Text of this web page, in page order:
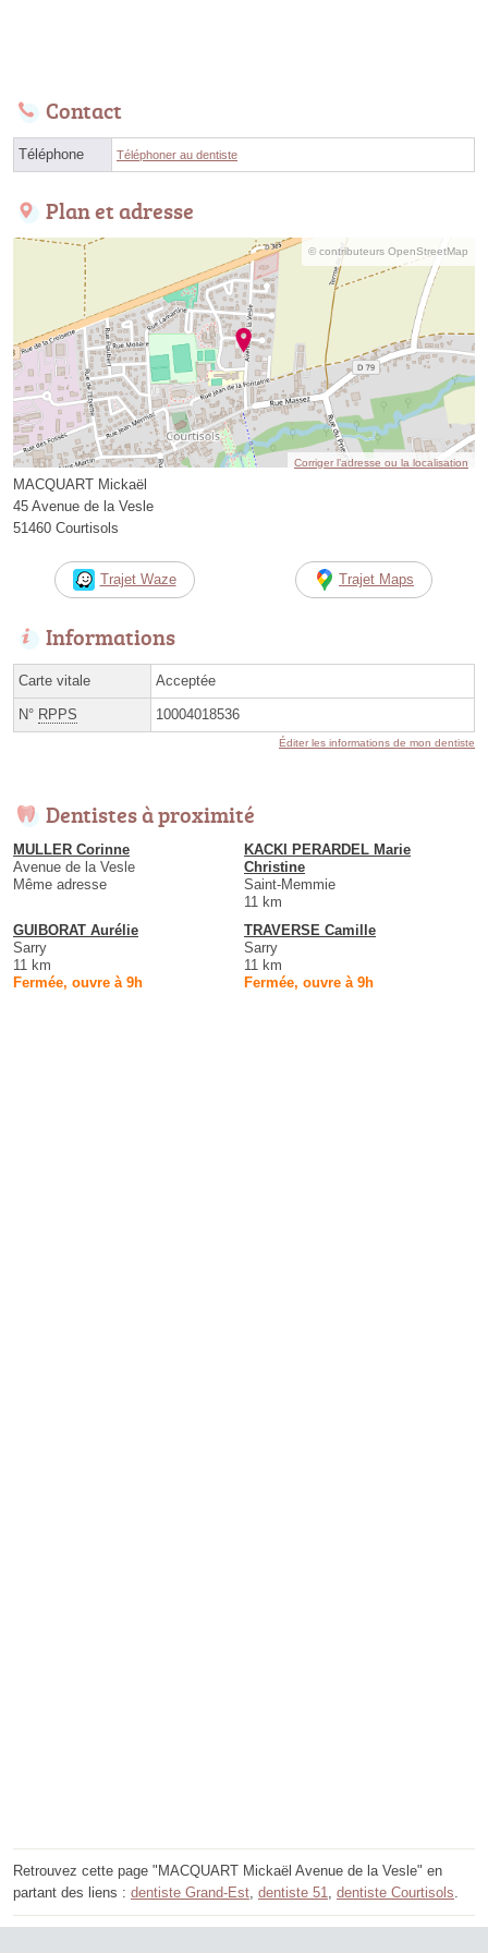
Contact
Téléphone Téléphoner au dentiste
Plan et adresse
© contributeurs OpenStreetMap
Corriger l’adresse ou la localisation
MACQUART Mickaël
45 Avenue de la Vesle
51460 Courtisols
Trajet Waze Trajet Maps
Informations
Carte vitale Acceptée
N° RPPS 10004018536
Éditer les informations de mon dentiste
Dentistes à proximité
MULLER Corinne
Avenue de la Vesle
Même adresse
KACKI PERARDEL Marie
Christine
Saint-Memmie
11 km
GUIBORAT Aurélie
Sarry
11 km
Fermée, ouvre à 9h
TRAVERSE Camille
Sarry
11 km
Fermée, ouvre à 9h
Retrouvez cette page "MACQUART Mickaël Avenue de la Vesle" en
partant des liens : dentiste Grand-Est dentiste 51 dentiste Courtisols